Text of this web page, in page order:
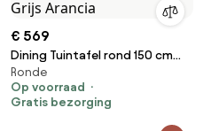
€ 569
Dining Tuintafel rond 150 cm
met lazy susan Grijs Arancia
Ronde
Op voorraad
Gratis bezorging